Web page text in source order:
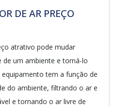
DE AR PREÇO
atrativo pode mudar
de um ambiente e torná-lo
tem a função de
do ambiente, filtrando o ar e
e tornando o ar livre de